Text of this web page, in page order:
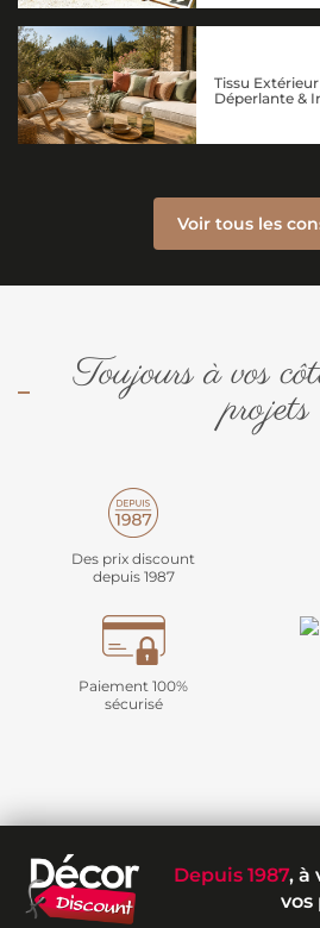
Tissu
Déperlante &
Voir tous les
Toujours à vos
projets
Des prix discount
depuis 1987
Paiement 100%
sécurisé
Depuis 1987, à
vos